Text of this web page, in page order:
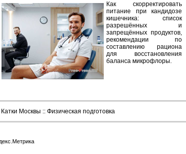
Как скорректировать
питание при кандидозе
кишечника: список
разрешённых и
запрещённых продуктов,
рекомендации по
составлению рациона
для восстановления
баланса микрофлоры.
Катки Москвы :: Физическая подготовка